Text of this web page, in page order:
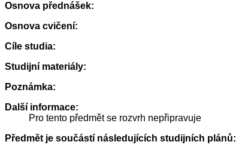
Osnova přednášek:
Osnova cvičení:
Cíle studia:
Studijní materiály:
Poznámka:
Další informace:
Pro tento předmět se rozvrh nepřipravuje
Předmět je součástí následujících studijních plánů: